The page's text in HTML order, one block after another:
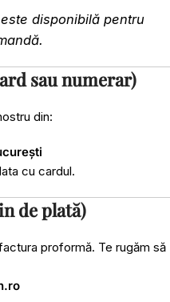
disponibilă pentru
sau numerar)
din:
cu cardul.
de plată)
proformă. Te rugăm să